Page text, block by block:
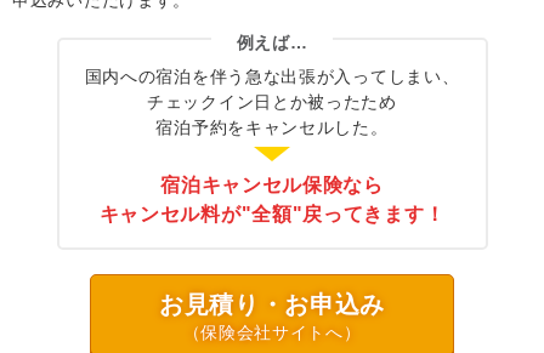
例えば…
国内への宿泊を伴う急な出張が入ってしまい、
チェックイン日とか被ったため
宿泊予約をキャンセルした。
宿泊キャンセル保険なら
キャンセル料が"全額"戻ってきます！
お見積り・お申込み
（保険会社サイトへ）